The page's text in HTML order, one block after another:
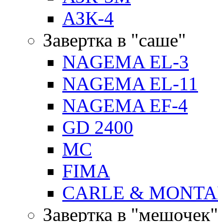
АЗК-4
Завертка в "саше"
NAGEMA EL-3
NAGEMA EL-11
NAGEMA EF-4
GD 2400
MC
FIMA
CARLE &
Завертка в "мешочек"